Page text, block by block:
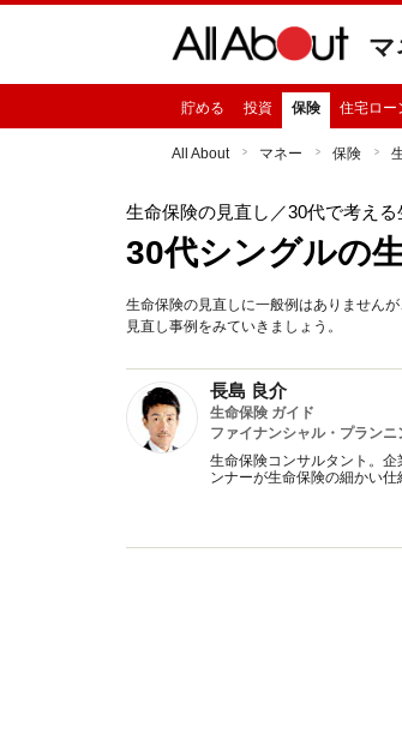
マ
貯める 投資 保険 住宅ロー
All About マネー 保険
生命保険の見直し ／30代で考え
30代シングルの
生命保険の見直しに一般例はありません
見直し事例をみていきましょう。
長島 良介
生命保険 ガイド
ファイナンシャル・プランニ
生命保険コンサルタント。
ンナーが生命保険の細かい